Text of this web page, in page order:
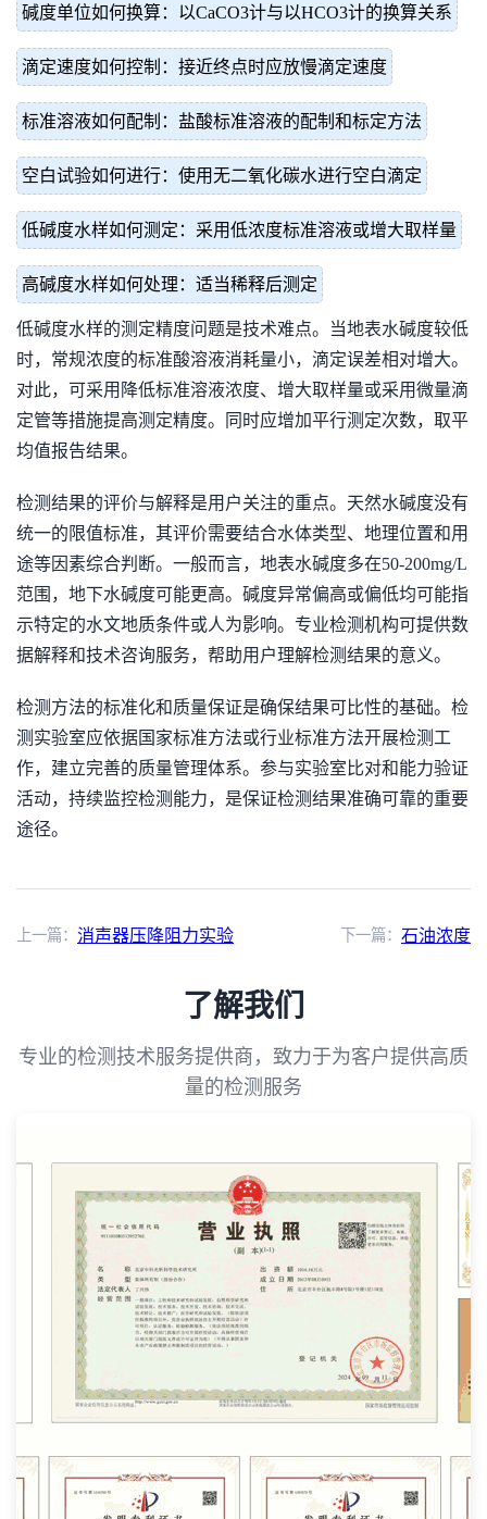
碱度单位如何换算：以CaCO3计与以HCO3计的换算关系
滴定速度如何控制：接近终点时应放慢滴定速度
标准溶液如何配制：盐酸标准溶液的配制和标定方法
空白试验如何进行：使用无二氧化碳水进行空白滴定
低碱度水样如何测定：采用低浓度标准溶液或增大取样量
高碱度水样如何处理：适当稀释后测定
低碱度水样的测定精度问题是技术难点。当地表水碱度较低
时，常规浓度的标准酸溶液消耗量小，滴定误差相对增大。
对此，可采用降低标准溶液浓度、增大取样量或采用微量滴
定管等措施提高测定精度。同时应增加平行测定次数，取平
均值报告结果。
检测结果的评价与解释是用户关注的重点。天然水碱度没有
统一的限值标准，其评价需要结合水体类型、地理位置和用
途等因素综合判断。一般而言，地表水碱度多在50-200mg/L
范围，地下水碱度可能更高。碱度异常偏高或偏低均可能指
示特定的水文地质条件或人为影响。专业检测机构可提供数
据解释和技术咨询服务，帮助用户理解检测结果的意义。
检测方法的标准化和质量保证是确保结果可比性的基础。检
测实验室应依据国家标准方法或行业标准方法开展检测工
作，建立完善的质量管理体系。参与实验室比对和能力验证
活动，持续监控检测能力，是保证检测结果准确可靠的重要
途径。
上一篇： 消声器压降阻力实验 下一篇： 石油浓度
了解我们
专业的检测技术服务提供商，致力于为客户提供高质
量的检测服务